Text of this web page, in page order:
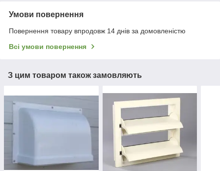
Умови повернення
Повернення товару впродовж 14 днів за домовленістю
Всі умови повернення
З цим товаром також замовляють